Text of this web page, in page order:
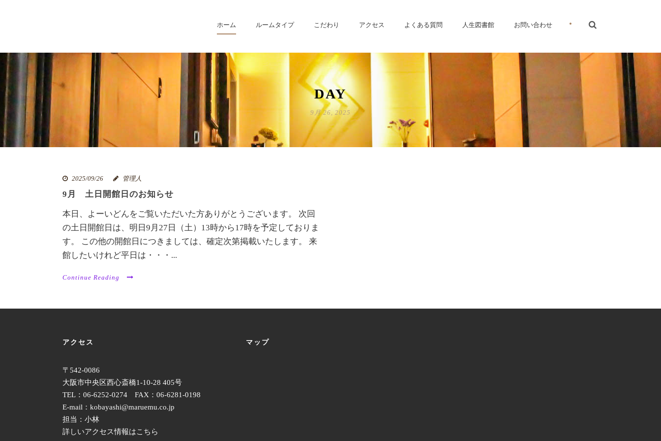
ホーム ルームタイプ こだわり アクセス よくある質問 人生図書館 お問い合わせ •
DAY
9月 26, 2025
2025/09/26 管理人
9月 土日開館日のお知らせ
本日、よーいどんをご覧いただいた方ありがとうございます。 次回
の土日開館日は、明日9月27日（土）13時から17時を予定しておりま
す。 この他の開館日につきましては、確定次第掲載いたします。 来
館したいけれど平日は・・・...
Continue Reading
アクセス
〒542-0086
大阪市中央区西心斎橋1-10-28 405号
TEL：06-6252-0274 FAX：06-6281-0198
E-mail：kobayashi@maruemu.co.jp
担当：小林
詳しいアクセス情報はこちら
マップ